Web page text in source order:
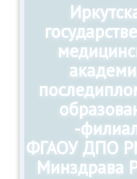
-
ФГАОУ ДПО
Минздрава